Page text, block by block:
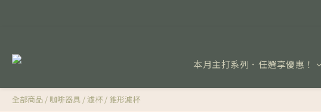
本月主打系列．任選享優惠！
全部商品 / 咖啡器具 /濾杯 / 錐形濾杯